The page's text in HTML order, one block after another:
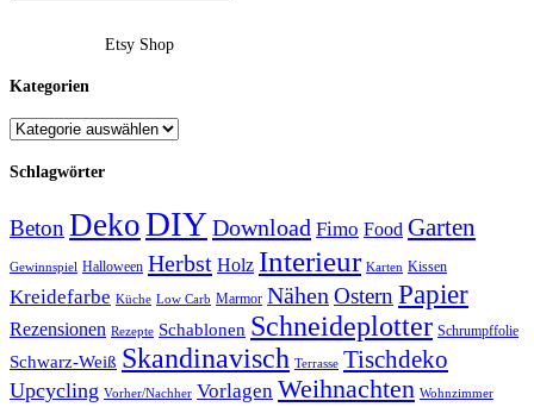
Etsy Shop
Kategorien
Schlagwörter
Beton DekoDIYDownload Fimo Food Garten
Gewinnspiel Halloween Herbst Holz Interieur Karten Kissen
Kreidefarbe Küche Low Carb Marmor Nähen Ostern Papier
Rezensionen Rezepte Schablonen Schneideplotter Schrumpffolie
Schwarz-Weiß Skandinavisch Terrasse Tischdeko
Upcycling Vorher/Nachher Vorlagen Weihnachten Wohnzimmer